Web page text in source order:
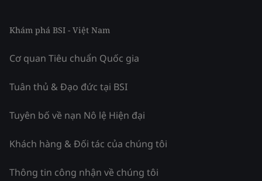
Khám phá BSI - Việt Nam
Cơ quan Tiêu chuẩn Quốc gia
Tuân thủ & Đạo đức tại BSI
Tuyên bố về nạn Nô lệ Hiện đại
Khách hàng & Đối tác của chúng tôi
Thông tin công nhận về chúng tôi